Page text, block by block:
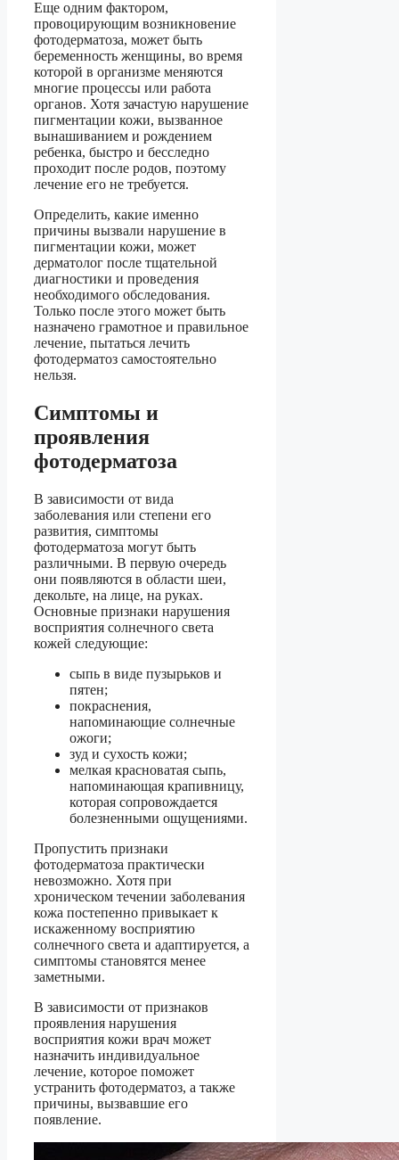
Еще одним фактором,
провоцирующим возникновение
фотодерматоза, может быть
беременность женщины, во время
которой в организме меняются
многие процессы или работа
органов. Хотя зачастую нарушение
пигментации кожи, вызванное
вынашиванием и рождением
ребенка, быстро и бесследно
проходит после родов, поэтому
лечение его не требуется.
Определить, какие именно
причины вызвали нарушение в
пигментации кожи, может
дерматолог после тщательной
диагностики и проведения
необходимого обследования.
Только после этого может быть
назначено грамотное и правильное
лечение, пытаться лечить
фотодерматоз самостоятельно
нельзя.
Симптомы и
проявления
фотодерматоза
В зависимости от вида
заболевания или степени его
развития, симптомы
фотодерматоза могут быть
различными. В первую очередь
они появляются в области шеи,
декольте, на лице, на руках.
Основные признаки нарушения
восприятия солнечного света
кожей следующие:
сыпь в виде пузырьков и
пятен;
покраснения,
напоминающие солнечные
ожоги;
зуд и сухость кожи;
мелкая красноватая сыпь,
напоминающая крапивницу,
которая сопровождается
болезненными ощущениями.
Пропустить признаки
фотодерматоза практически
невозможно. Хотя при
хроническом течении заболевания
кожа постепенно привыкает к
искаженному восприятию
солнечного света и адаптируется, а
симптомы становятся менее
заметными.
В зависимости от признаков
проявления нарушения
восприятия кожи врач может
назначить индивидуальное
лечение, которое поможет
устранить фотодерматоз, а также
причины, вызвавшие его
появление.